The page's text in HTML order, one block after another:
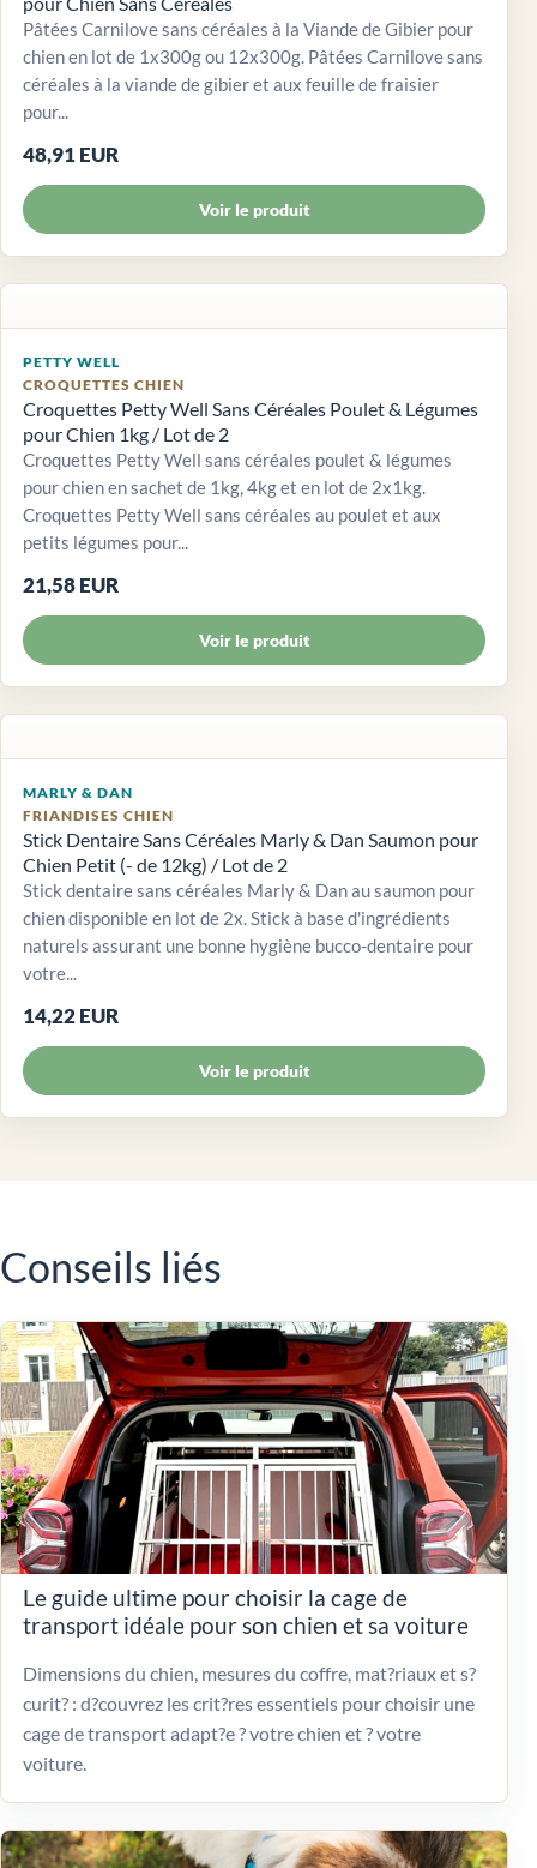
Pâtées Carnilove sans céréales à la Viande de Gibier pour
chien en lot de 1x300g ou 12x300g. Pâtées Carnilove sans
céréales à la viande de gibier et aux feuille de fraisier
pour...
48,91 EUR
Voir le produit
PETTY WELL
CROQUETTES CHIEN
Croquettes Petty Well Sans Céréales Poulet & Légumes
pour Chien 1kg / Lot de 2
Croquettes Petty Well sans céréales poulet & légumes
pour chien en sachet de 1kg, 4kg et en lot de 2x1kg.
Croquettes Petty Well sans céréales au poulet et aux
petits légumes pour...
21,58 EUR
Voir le produit
MARLY & DAN
FRIANDISES CHIEN
Stick Dentaire Sans Céréales Marly & Dan Saumon pour
Chien Petit (- de 12kg) / Lot de 2
Stick dentaire sans céréales Marly & Dan au saumon pour
chien disponible en lot de 2x. Stick à base d'ingrédients
naturels assurant une bonne hygiène bucco-dentaire pour
votre...
14,22 EUR
Voir le produit
Conseils liés
Le guide ultime pour choisir la cage de
transport idéale pour son chien et sa voiture
Dimensions du chien, mesures du coffre, mat?riaux et s?
curit? : d?couvrez les crit?res essentiels pour choisir une
cage de transport adapt?e ? votre chien et ? votre
voiture.